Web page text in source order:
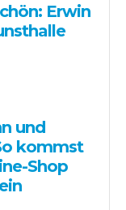
Erwin
und
kommst
Shop